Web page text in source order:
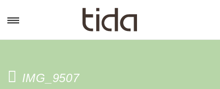
IMG_9507